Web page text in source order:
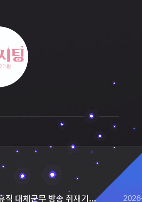
울산MBC 2026년 육아휴직 대체근무 방송 취재기자 공개채용